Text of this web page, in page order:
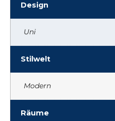
Design
Uni
Stilwelt
Modern
Räume